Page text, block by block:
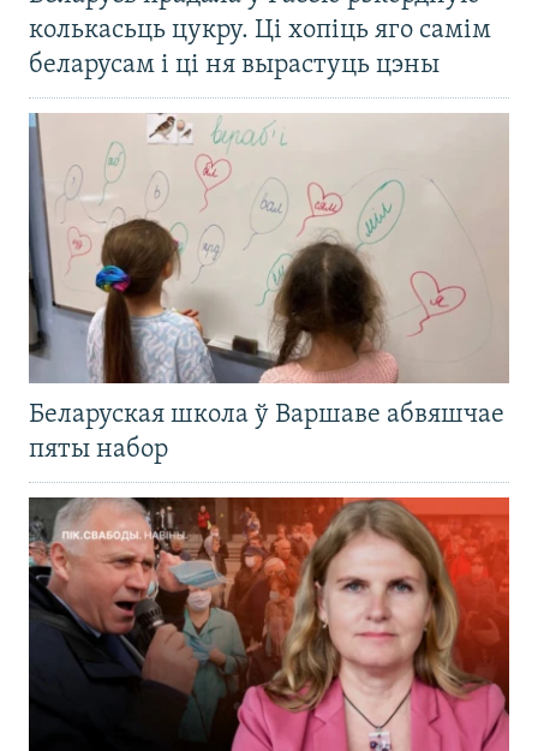
колькасьць цукру. Ці хопіць яго самім
беларусам і ці ня вырастуць цэны
Беларуская школа ў Варшаве абвяшчае
пяты набор